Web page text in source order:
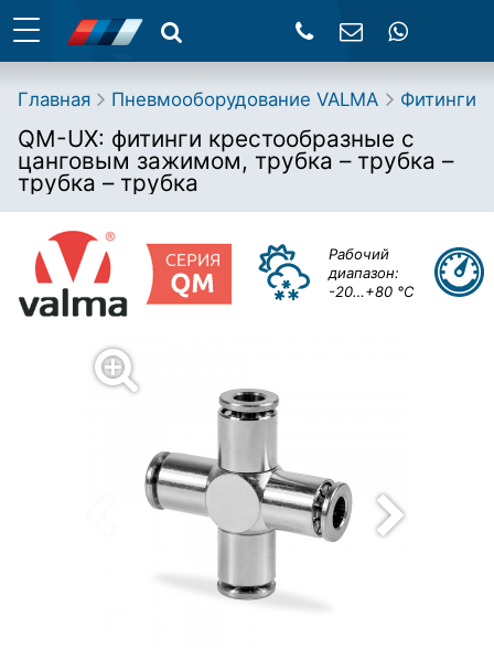
Главная Пневмооборудование VALMA Фитинги
QM-UX: фитинги крестообразные с
цанговым зажимом, трубка – трубка –
трубка – трубка
Рабочий
диапазон:
-20…+80 °С